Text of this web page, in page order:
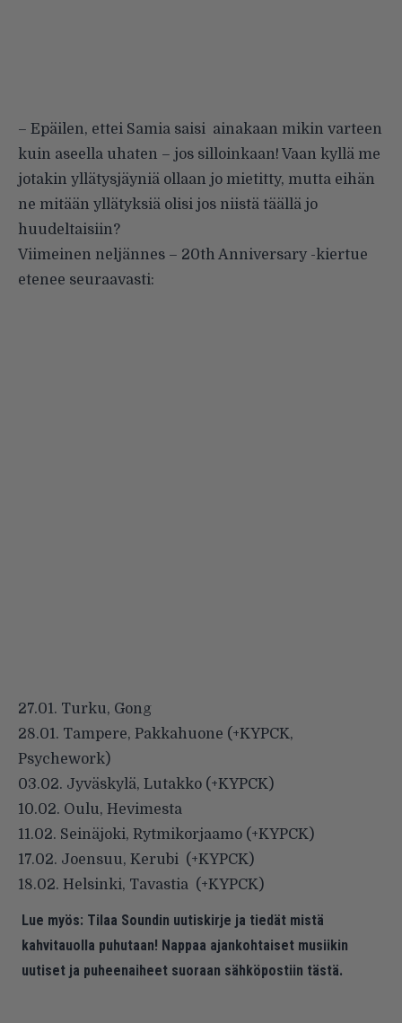
– Epäilen, ettei Samia saisi ainakaan mikin varteen
kuin aseella uhaten – jos silloinkaan! Vaan kyllä me
jotakin yllätysjäyniä ollaan jo mietitty, mutta eihän
ne mitään yllätyksiä olisi jos niistä täällä jo
huudeltaisiin?
Viimeinen neljännes – 20th Anniversary -kiertue
etenee seuraavasti:
27.01. Turku, Gong
28.01. Tampere, Pakkahuone (+KYPCK,
Psychework)
03.02. Jyväskylä, Lutakko (+KYPCK)
10.02. Oulu, Hevimesta
11.02. Seinäjoki, Rytmikorjaamo (+KYPCK)
17.02. Joensuu, Kerubi (+KYPCK)
18.02. Helsinki, Tavastia (+KYPCK)
Lue myös: Tilaa Soundin uutiskirje ja tiedät mistä
kahvitauolla puhutaan! Nappaa ajankohtaiset musiikin
uutiset ja puheenaiheet suoraan sähköpostiin tästä.